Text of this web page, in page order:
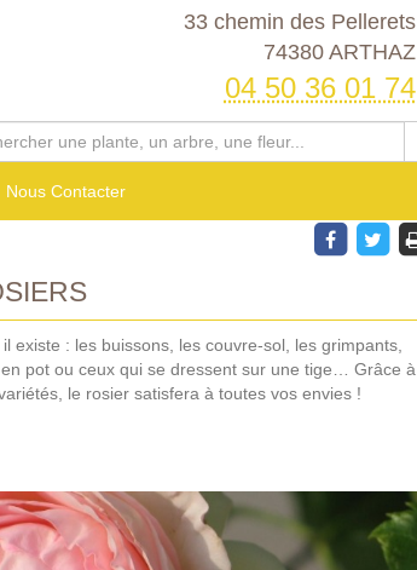
33 chemin des Pellerets
74380 ARTHAZ
04 50 36 01 74
Nous Contacter
existe : les buissons, les couvre-sol, les grimpants,
pot ou ceux qui se dressent sur une tige… Grâce à
le rosier satisfera à toutes vos envies !